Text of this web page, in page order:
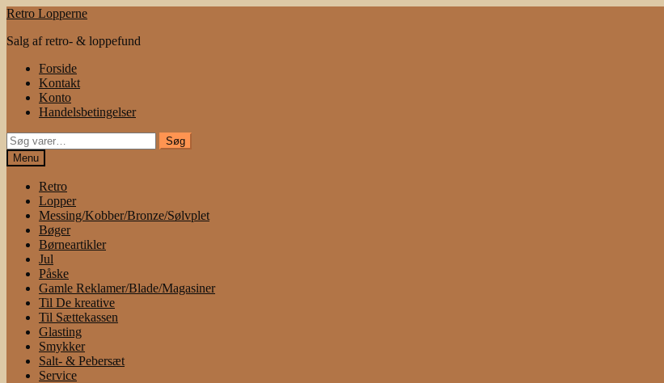
Spring
navigation
Spring
indhold
Retro Lopperne
Salg af retro- & loppefund
Forside
Kontakt
Konto
Handelsbetingelser
Søg
efter:
Søg
Menu
Retro
Lopper
Messing/Kobber/Bronze/Sølvplet
Bøger
Børneartikler
Jul
Påske
Gamle Reklamer/Blade/Magasiner
Til De kreative
Til Sættekassen
Glasting
Smykker
Salt- & Pebersæt
Service